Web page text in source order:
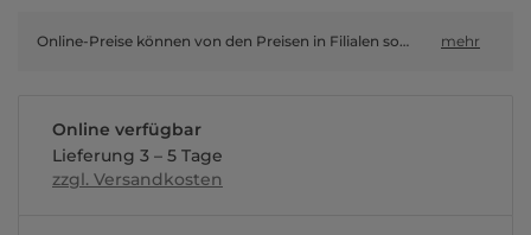
Online-Preise können von den Preisen in Filialen sowie Shop-in-Shop-Flächen abweichen. mehr
Online verfügbar
Lieferung 3 – 5 Tage
zzgl. Versandkosten